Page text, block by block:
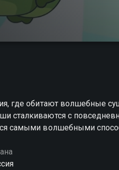
где обитают волшебные
сталкиваются с
самыми волшебными